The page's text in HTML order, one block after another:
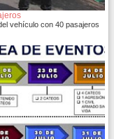
vehículo con 40 pasajeros